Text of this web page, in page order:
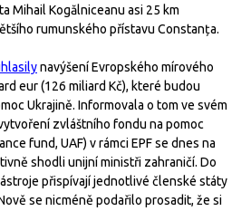
Mihail Kogălniceanu asi 25 km
rumunského přístavu Constanța.
navýšení Evropského mírového
eur (126 miliard Kč), které budou
Ukrajině. Informovala o tom ve svém
zvláštního fondu na pomoc
fund, UAF) v rámci EPF se dnes na
shodli unijní ministři zahraničí. Do
přispívají jednotlivé členské státy
se nicméně podařilo prosadit, že si